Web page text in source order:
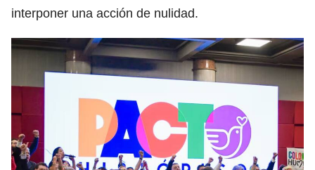
interponer una acción de nulidad.